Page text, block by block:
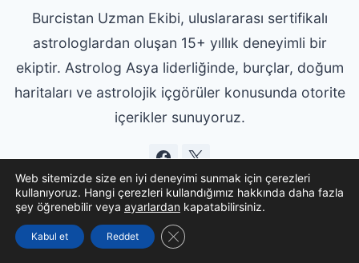
Burcistan Uzman Ekibi, uluslararası sertifikalı
astrologlardan oluşan 15+ yıllık deneyimli bir
ekiptir. Astrolog Asya liderliğinde, burçlar, doğum
haritaları ve astrolojik içgörüler konusunda otorite
içerikler sunuyoruz.
Yazı
PREVIOUS
Web sitemizde size en iyi deneyimi sunmak için çerezleri
kullanıyoruz. Hangi çerezleri kullandığımız hakkında daha fazla
şey öğrenebilir veya ayarlardan kapatabilirsiniz.
Kabul et Reddet GDPR çerez şeridini kapat